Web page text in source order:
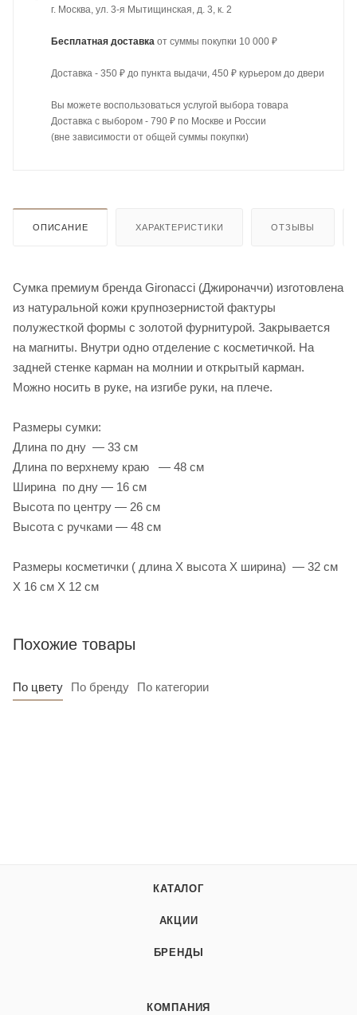
г. Москва, ул. 3-я Мытищинская, д. 3, к. 2
Бесплатная доставка от суммы покупки 10 000 ₽
Доставка - 350 ₽ до пункта выдачи, 450 ₽ курьером до двери
Вы можете воспользоваться услугой выбора товара
Доставка с выбором - 790 ₽ по Москве и России
(вне зависимости от общей суммы покупки)
ОПИСАНИЕ ХАРАКТЕРИСТИКИ ОТЗЫВЫ
Сумка премиум бренда Gironacci (Джироначчи) изготовлена
из натуральной кожи крупнозернистой фактуры
полужесткой формы с золотой фурнитурой. Закрывается
на магниты. Внутри одно отделение с косметичкой. На
задней стенке карман на молнии и открытый карман.
Можно носить в руке, на изгибе руки, на плече.
Размеры сумки:
Длина по дну — 33 см
Длина по верхнему краю — 48 см
Ширина по дну — 16 см
Высота по центру — 26 см
Высота с ручками — 48 см
Размеры косметички ( длина Х высота Х ширина) — 32 см
Х 16 см Х 12 см
Похожие товары
По цвету По бренду По категории
КАТАЛОГ
АКЦИИ
БРЕНДЫ
КОМПАНИЯ